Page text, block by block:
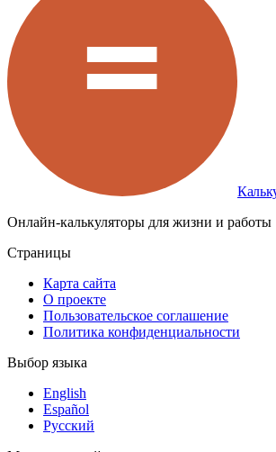
Онлайн-калькуляторы для жизни и работы
Страницы
Карта сайта
О проекте
Пользовательское соглашение
Политика конфиденциальности
Выбор языка
English
Español
Русский